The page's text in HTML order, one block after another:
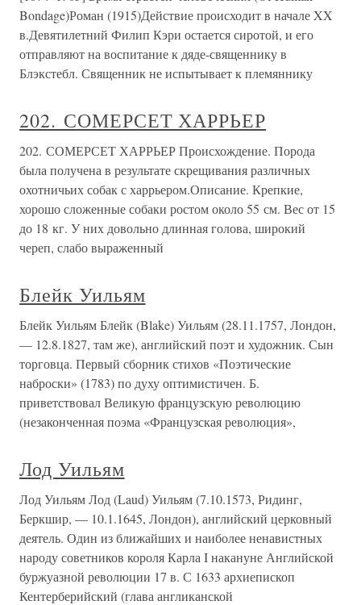
Bondage)Роман (1915)Действие происходит в начале XX
в.Девятилетний Филип Кэри остается сиротой, и его
отправляют на воспитание к дяде-священнику в
Блэкстебл. Священник не испытывает к племяннику
202. СОМЕРСЕТ ХАРРЬЕР
202. СОМЕРСЕТ ХАРРЬЕР Происхождение. Порода
была получена в результате скрещивания различных
охотничьих собак с харрьером.Описание. Крепкие,
хорошо сложенные собаки ростом около 55 см. Вес от 15
до 18 кг. У них довольно длинная голова, широкий
череп, слабо выраженный
Блейк Уильям
Блейк Уильям Блейк (Blake) Уильям (28.11.1757, Лондон,
— 12.8.1827, там же), английский поэт и художник. Сын
торговца. Первый сборник стихов «Поэтические
наброски» (1783) по духу оптимистичен. Б.
приветствовал Великую французскую революцию
(незаконченная поэма «Французская революция»,
Лод Уильям
Лод Уильям Лод (Laud) Уильям (7.10.1573, Ридинг,
Беркшир, — 10.1.1645, Лондон), английский церковный
деятель. Один из ближайших и наиболее ненавистных
народу советников короля Карла I накануне Английской
буржуазной революции 17 в. С 1633 архиепископ
Кентерберийский (глава англиканской